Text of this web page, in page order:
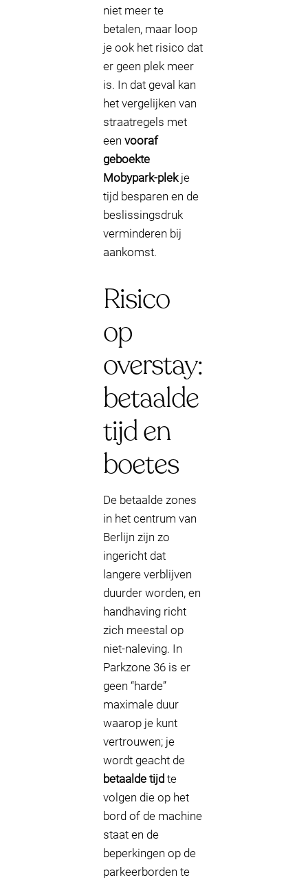
niet meer te
betalen, maar loop
je ook het risico dat
er geen plek meer
is. In dat geval kan
het vergelijken van
straatregels met
een vooraf
geboekte
Mobypark-plekje
tijd besparen en de
beslissingsdruk
verminderen bij
aankomst.
Risico
op
overstay:
betaalde
tijd en
boetes
De betaalde zones
in het centrum van
Berlijn zijn zo
ingericht dat
langere verblijven
duurder worden, en
handhaving richt
zich meestal op
niet-naleving. In
Parkzone 36 is er
geen “harde”
maximale duur
waarop je kunt
vertrouwen; je
wordt geacht de
betaalde tijd te
volgen die op het
bord of de machine
staat en de
beperkingen op de
parkeerborden te